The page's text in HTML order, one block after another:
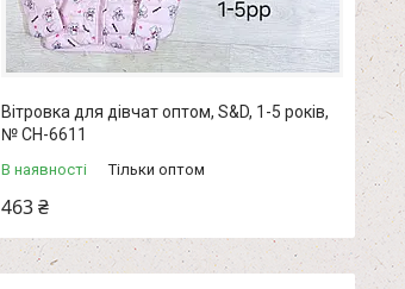
Вітровка для дівчат оптом, S&D, 1-5 років,
№ СН-6611
В наявності Тільки оптом
463 ₴